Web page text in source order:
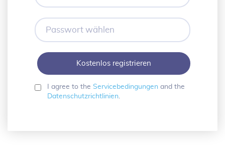
Mail-
Adresse
Passwort
wählen
I agree to the Servicebedingungenand the
Datenschutzrichtlinien.